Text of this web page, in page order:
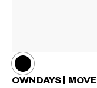
OWNDAYS | MOVE